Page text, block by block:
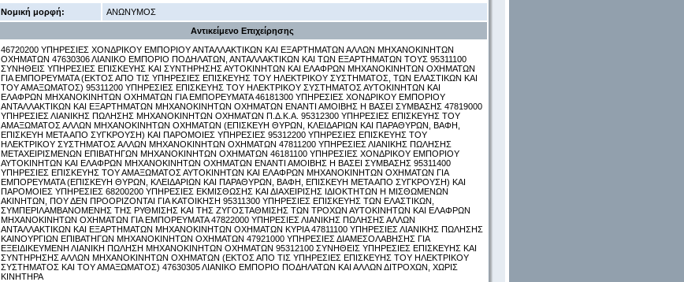
Νομική μορφή:
ΑΝΩΝΥΜΟΣ
Αντικείμενο Επιχείρησης
46720200 ΥΠΗΡΕΣΙΕΣ ΧΟΝΔΡΙΚΟΥ ΕΜΠΟΡΙΟΥ ΑΝΤΑΛΛΑΚΤΙΚΩΝ ΚΑΙ ΕΞΑΡΤΗΜΑΤΩΝ ΑΛΛΩΝ ΜΗΧΑΝΟΚΙΝΗΤΩΝ
ΟΧΗΜΑΤΩΝ 47630306 ΛΙΑΝΙΚΟ ΕΜΠΟΡΙΟ ΠΟΔΗΛΑΤΩΝ, ΑΝΤΑΛΛΑΚΤΙΚΩΝ ΚΑΙ ΤΩΝ ΕΞΑΡΤΗΜΑΤΩΝ ΤΟΥΣ 95311100
ΣΥΝΗΘΕΙΣ ΥΠΗΡΕΣΙΕΣ ΕΠΙΣΚΕΥΗΣ ΚΑΙ ΣΥΝΤΗΡΗΣΗΣ ΑΥΤΟΚΙΝΗΤΩΝ ΚΑΙ ΕΛΑΦΡΩΝ ΜΗΧΑΝΟΚΙΝΗΤΩΝ ΟΧΗΜΑΤΩΝ
ΓΙΑ ΕΜΠΟΡΕΥΜΑΤΑ (ΕΚΤΟΣ ΑΠΟ ΤΙΣ ΥΠΗΡΕΣΙΕΣ ΕΠΙΣΚΕΥΗΣ ΤΟΥ ΗΛΕΚΤΡΙΚΟΥ ΣΥΣΤΗΜΑΤΟΣ, ΤΩΝ ΕΛΑΣΤΙΚΩΝ ΚΑΙ
ΤΟΥ ΑΜΑΞΩΜΑΤΟΣ) 95311200 ΥΠΗΡΕΣΙΕΣ ΕΠΙΣΚΕΥΗΣ ΤΟΥ ΗΛΕΚΤΡΙΚΟΥ ΣΥΣΤΗΜΑΤΟΣ ΑΥΤΟΚΙΝΗΤΩΝ ΚΑΙ
ΕΛΑΦΡΩΝ ΜΗΧΑΝΟΚΙΝΗΤΩΝ ΟΧΗΜΑΤΩΝ ΓΙΑ ΕΜΠΟΡΕΥΜΑΤΑ 46181300 ΥΠΗΡΕΣΙΕΣ ΧΟΝΔΡΙΚΟΥ ΕΜΠΟΡΙΟΥ
ΑΝΤΑΛΛΑΚΤΙΚΩΝ ΚΑΙ ΕΞΑΡΤΗΜΑΤΩΝ ΜΗΧΑΝΟΚΙΝΗΤΩΝ ΟΧΗΜΑΤΩΝ ΕΝΑΝΤΙ ΑΜΟΙΒΗΣ Η ΒΑΣΕΙ ΣΥΜΒΑΣΗΣ 47819000
ΥΠΗΡΕΣΙΕΣ ΛΙΑΝΙΚΗΣ ΠΩΛΗΣΗΣ ΜΗΧΑΝΟΚΙΝΗΤΩΝ ΟΧΗΜΑΤΩΝ Π.Δ.Κ.Α. 95312300 ΥΠΗΡΕΣΙΕΣ ΕΠΙΣΚΕΥΗΣ ΤΟΥ
ΑΜΑΞΩΜΑΤΟΣ ΑΛΛΩΝ ΜΗΧΑΝΟΚΙΝΗΤΩΝ ΟΧΗΜΑΤΩΝ (ΕΠΙΣΚΕΥΗ ΘΥΡΩΝ, ΚΛΕΙΔΑΡΙΩΝ ΚΑΙ ΠΑΡΑΘΥΡΩΝ, ΒΑΦΗ,
ΕΠΙΣΚΕΥΗ ΜΕΤΑ ΑΠΟ ΣΥΓΚΡΟΥΣΗ) ΚΑΙ ΠΑΡΟΜΟΙΕΣ ΥΠΗΡΕΣΙΕΣ 95312200 ΥΠΗΡΕΣΙΕΣ ΕΠΙΣΚΕΥΗΣ ΤΟΥ
ΗΛΕΚΤΡΙΚΟΥ ΣΥΣΤΗΜΑΤΟΣ ΑΛΛΩΝ ΜΗΧΑΝΟΚΙΝΗΤΩΝ ΟΧΗΜΑΤΩΝ 47811200 ΥΠΗΡΕΣΙΕΣ ΛΙΑΝΙΚΗΣ ΠΩΛΗΣΗΣ
ΜΕΤΑΧΕΙΡΙΣΜΕΝΩΝ ΕΠΙΒΑΤΗΓΩΝ ΜΗΧΑΝΟΚΙΝΗΤΩΝ ΟΧΗΜΑΤΩΝ 46181100 ΥΠΗΡΕΣΙΕΣ ΧΟΝΔΡΙΚΟΥ ΕΜΠΟΡΙΟΥ
ΑΥΤΟΚΙΝΗΤΩΝ ΚΑΙ ΕΛΑΦΡΩΝ ΜΗΧΑΝΟΚΙΝΗΤΩΝ ΟΧΗΜΑΤΩΝ ΕΝΑΝΤΙ ΑΜΟΙΒΗΣ Η ΒΑΣΕΙ ΣΥΜΒΑΣΗΣ 95311400
ΥΠΗΡΕΣΙΕΣ ΕΠΙΣΚΕΥΗΣ ΤΟΥ ΑΜΑΞΩΜΑΤΟΣ ΑΥΤΟΚΙΝΗΤΩΝ ΚΑΙ ΕΛΑΦΡΩΝ ΜΗΧΑΝΟΚΙΝΗΤΩΝ ΟΧΗΜΑΤΩΝ ΓΙΑ
ΕΜΠΟΡΕΥΜΑΤΑ (ΕΠΙΣΚΕΥΗ ΘΥΡΩΝ, ΚΛΕΙΔΑΡΙΩΝ ΚΑΙ ΠΑΡΑΘΥΡΩΝ, ΒΑΦΗ, ΕΠΙΣΚΕΥΗ ΜΕΤΑ ΑΠΟ ΣΥΓΚΡΟΥΣΗ) ΚΑΙ
ΠΑΡΟΜΟΙΕΣ ΥΠΗΡΕΣΙΕΣ 68200200 ΥΠΗΡΕΣΙΕΣ ΕΚΜΙΣΘΩΣΗΣ ΚΑΙ ΔΙΑΧΕΙΡΙΣΗΣ ΙΔΙΟΚΤΗΤΩΝ Η ΜΙΣΘΩΜΕΝΩΝ
ΑΚΙΝΗΤΩΝ, ΠΟΥ ΔΕΝ ΠΡΟΟΡΙΖΟΝΤΑΙ ΓΙΑ ΚΑΤΟΙΚΗΣΗ 95311300 ΥΠΗΡΕΣΙΕΣ ΕΠΙΣΚΕΥΗΣ ΤΩΝ ΕΛΑΣΤΙΚΩΝ,
ΣΥΜΠΕΡΙΛΑΜΒΑΝΟΜΕΝΗΣ ΤΗΣ ΡΥΘΜΙΣΗΣ ΚΑΙ ΤΗΣ ΖΥΓΟΣΤΑΘΜΙΣΗΣ ΤΩΝ ΤΡΟΧΩΝ ΑΥΤΟΚΙΝΗΤΩΝ ΚΑΙ ΕΛΑΦΡΩΝ
ΜΗΧΑΝΟΚΙΝΗΤΩΝ ΟΧΗΜΑΤΩΝ ΓΙΑ ΕΜΠΟΡΕΥΜΑΤΑ 47822000 ΥΠΗΡΕΣΙΕΣ ΛΙΑΝΙΚΗΣ ΠΩΛΗΣΗΣ ΑΛΛΩΝ
ΑΝΤΑΛΛΑΚΤΙΚΩΝ ΚΑΙ ΕΞΑΡΤΗΜΑΤΩΝ ΜΗΧΑΝΟΚΙΝΗΤΩΝ ΟΧΗΜΑΤΩΝ ΚΥΡΙΑ 47811100 ΥΠΗΡΕΣΙΕΣ ΛΙΑΝΙΚΗΣ ΠΩΛΗΣΗΣ
ΚΑΙΝΟΥΡΓΙΩΝ ΕΠΙΒΑΤΗΓΩΝ ΜΗΧΑΝΟΚΙΝΗΤΩΝ ΟΧΗΜΑΤΩΝ 47921000 ΥΠΗΡΕΣΙΕΣ ΔΙΑΜΕΣΟΛΑΒΗΣΗΣ ΓΙΑ
ΕΞΕΙΔΙΚΕΥΜΕΝΗ ΛΙΑΝΙΚΗ ΠΩΛΗΣΗ ΜΗΧΑΝΟΚΙΝΗΤΩΝ ΟΧΗΜΑΤΩΝ 95312100 ΣΥΝΗΘΕΙΣ ΥΠΗΡΕΣΙΕΣ ΕΠΙΣΚΕΥΗΣ ΚΑΙ
ΣΥΝΤΗΡΗΣΗΣ ΑΛΛΩΝ ΜΗΧΑΝΟΚΙΝΗΤΩΝ ΟΧΗΜΑΤΩΝ (ΕΚΤΟΣ ΑΠΟ ΤΙΣ ΥΠΗΡΕΣΙΕΣ ΕΠΙΣΚΕΥΗΣ ΤΟΥ ΗΛΕΚΤΡΙΚΟΥ
ΣΥΣΤΗΜΑΤΟΣ ΚΑΙ ΤΟΥ ΑΜΑΞΩΜΑΤΟΣ) 47630305 ΛΙΑΝΙΚΟ ΕΜΠΟΡΙΟ ΠΟΔΗΛΑΤΩΝ ΚΑΙ ΑΛΛΩΝ ΔΙΤΡΟΧΩΝ, ΧΩΡΙΣ
ΚΙΝΗΤΗΡΑ